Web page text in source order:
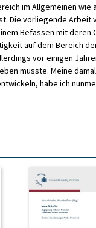
im Allgemeinen
Die vorliegende Arbeit
Befassen mit deren
auf dem Bereich
vor einigen
musste. Meine
habe ich